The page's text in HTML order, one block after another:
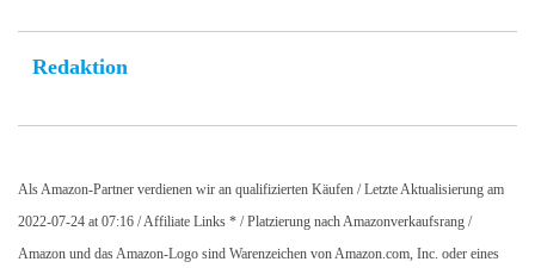
Redaktion
Als Amazon-Partner verdienen wir an qualifizierten Käufen / Letzte Aktualisierung am
2022-07-24 at 07:16 / Affiliate Links * / Platzierung nach Amazonverkaufsrang /
Amazon und das Amazon-Logo sind Warenzeichen von Amazon.com, Inc. oder eines